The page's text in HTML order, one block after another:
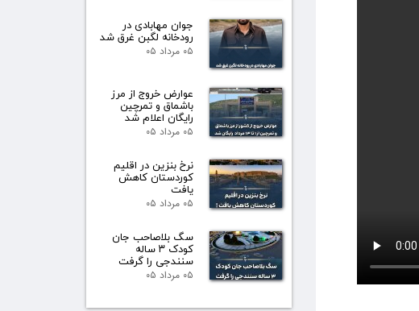
جوان مهابادی در
رودخانه لگبن غرق شد
۰۵ مرداد ۰۵
عوارض خروج از مرز
باشماق و تمرچین
رایگان اعلام شد
۰۵ مرداد ۰۵
نرخ بنزین در اقلیم
کوردستان کاهش
یافت
۰۵ مرداد ۰۵
سگ بلاصاحب جان
کودک ۳ ساله
سنندجی را گرفت
۰۵ مرداد ۰۵